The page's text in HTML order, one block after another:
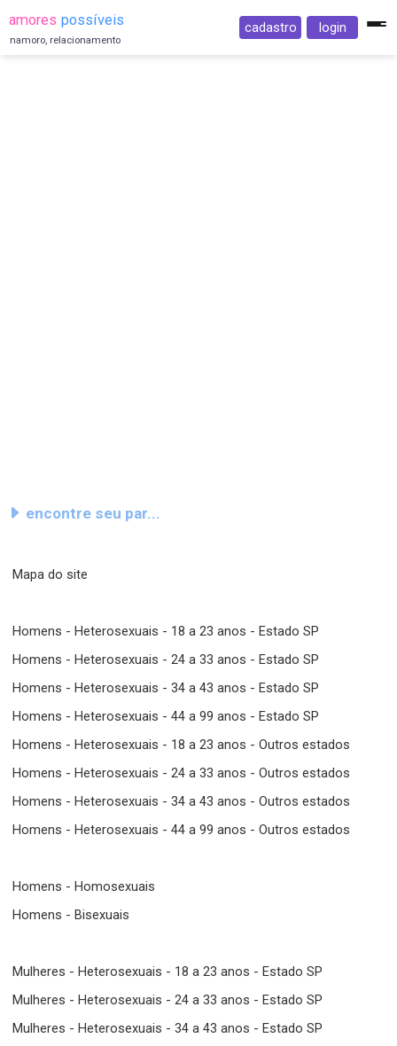
amores possíveis
namoro, relacionamento
cadastro login
encontre seu par...
Mapa do site
Homens - Heterosexuais - 18 a 23 anos - Estado SP
Homens - Heterosexuais - 24 a 33 anos - Estado SP
Homens - Heterosexuais - 34 a 43 anos - Estado SP
Homens - Heterosexuais - 44 a 99 anos - Estado SP
Homens - Heterosexuais - 18 a 23 anos - Outros estados
Homens - Heterosexuais - 24 a 33 anos - Outros estados
Homens - Heterosexuais - 34 a 43 anos - Outros estados
Homens - Heterosexuais - 44 a 99 anos - Outros estados
Homens - Homosexuais
Homens - Bisexuais
Mulheres - Heterosexuais - 18 a 23 anos - Estado SP
Mulheres - Heterosexuais - 24 a 33 anos - Estado SP
Mulheres - Heterosexuais - 34 a 43 anos - Estado SP